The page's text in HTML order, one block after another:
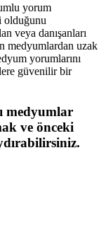
yorum
olduğunu
veya danışanları
medyumlardan uzak
yorumlarını
güvenilir bir
medyumlar
ve önceki